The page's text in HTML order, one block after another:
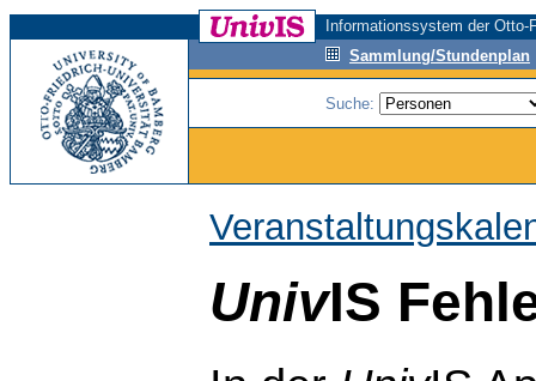
Informationssystem der
Sammlung/Stundenplan
Suche:
UnivIS